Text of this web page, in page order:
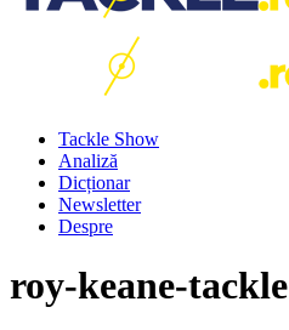
Tackle Show
Analiză
Dicționar
Newsletter
Despre
roy-keane-tackle